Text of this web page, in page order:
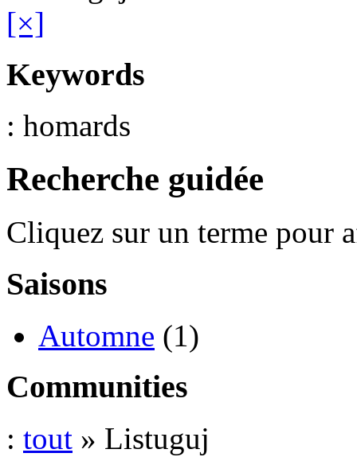
[×]
Keywords
: homards
Recherche guidée
Cliquez sur un terme pour
Saisons
Automne (1)
Communities
: tout » Listuguj